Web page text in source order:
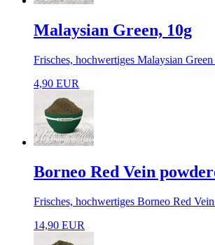
Malaysian Green, 10g
Frisches, hochwertiges Malaysian Green
4,90 EUR
Borneo Red Vein
Frisches, hochwertiges Borneo Red
14,90 EUR